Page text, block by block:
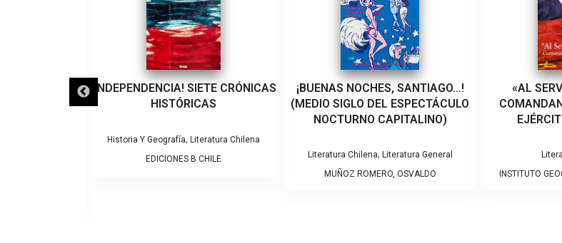
Y
¡INDEPENDENCIA! SIETE CRÓNICAS
HISTÓRICAS
Historia Y Geografía, Literatura Chilena
EDICIONES B CHILE
¡BUENAS NOCHES, SANTIAGO…!
(MEDIO SIGLO DEL ESPECTÁCULO
NOCTURNO CAPITALINO)
Literatura Chilena, Literatura General
MUÑOZ ROMERO, OSVALDO
«AL
INSTITUTO